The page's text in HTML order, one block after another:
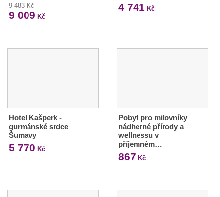
9 483 Kč
9 009 Kč
4 741 Kč
Hotel Kašperk -
gurmánské srdce
Šumavy
5 770 Kč
Pobyt pro milovníky
nádherné přírody a
wellnessu v
příjemném…
867 Kč